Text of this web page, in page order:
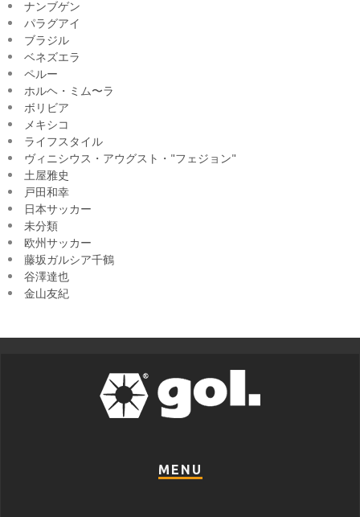
ナンブゲン
パラグアイ
ブラジル
ベネズエラ
ペルー
ホルヘ・ミム〜ラ
ボリビア
メキシコ
ライフスタイル
ヴィニシウス・アウグスト・"フェジョン"
土屋雅史
戸田和幸
日本サッカー
未分類
欧州サッカー
藤坂ガルシア千鶴
谷澤達也
金山友紀
MENU